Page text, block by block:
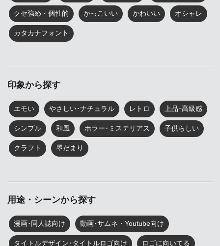
クセ強め・個性的 かっこいい かわいい オシャレ
カタカナフォント
印象から探す
エモい やさしい･ナチュラル レトロ 上品･高級感
シンプル 和風 ホラー･ミステリアス 子供らしい
クラフト 墨だまり
用途・シーンから探す
漫画･同人誌向け 動画･サムネ・Youtube向け
タイトルデザイン･タイトルロゴ向け ロゴに向いてる